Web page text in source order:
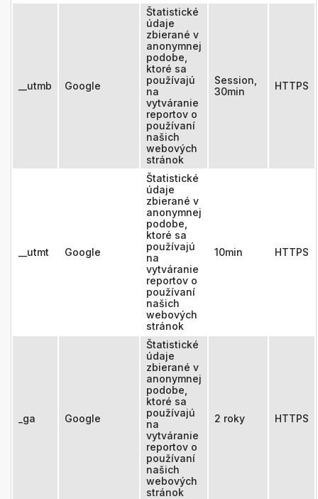
__utmb Google
Štatistické
údaje
zbierané v
anonymnej
podobe,
ktoré sa
používajú
na
vytváranie
reportov o
používaní
našich
webových
stránok
Session,
30min
HTTPS
__utmt Google
Štatistické
údaje
zbierané v
anonymnej
podobe,
ktoré sa
používajú
na
vytváranie
reportov o
používaní
našich
webových
stránok
10min HTTPS
_ga Google
Štatistické
údaje
zbierané v
anonymnej
podobe,
ktoré sa
používajú
na
vytváranie
reportov o
používaní
našich
webových
stránok
2 roky HTTPS